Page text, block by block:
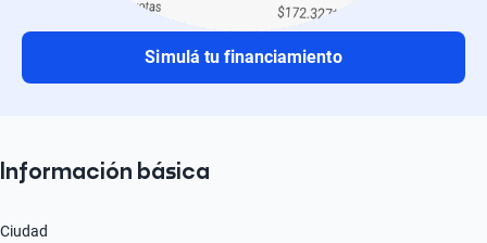
Simulá tu financiamiento
Información básica
Ciudad